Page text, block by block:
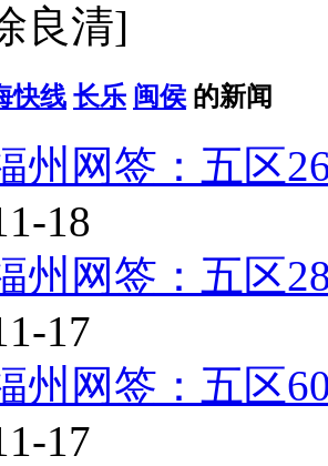
良清]
快线 长乐 闽侯 的新闻
州网签：五区
18
州网签：五区
17
州网签：五区
17